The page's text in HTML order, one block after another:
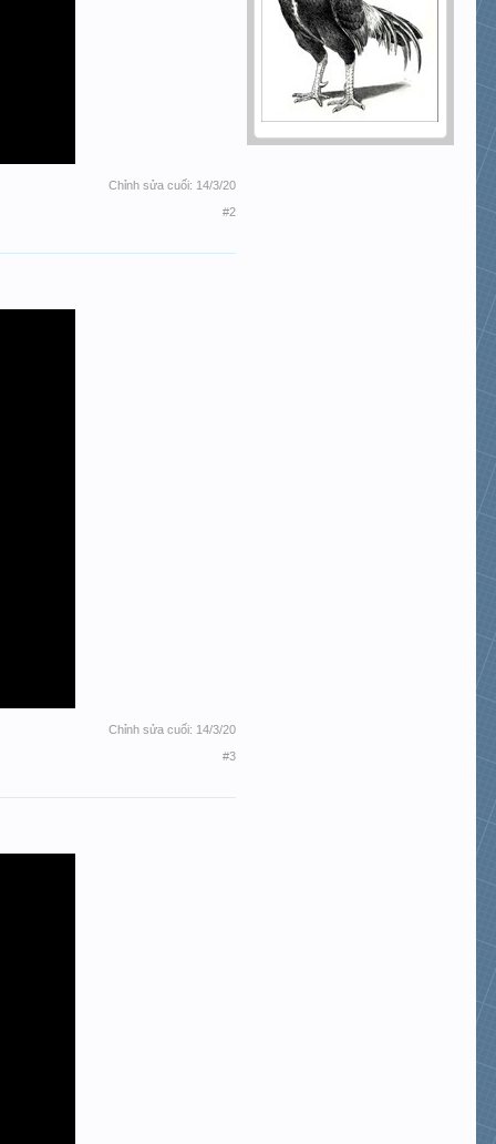
Chỉnh sửa cuối: 14/3/20
#2
Chỉnh sửa cuối: 14/3/20
#3